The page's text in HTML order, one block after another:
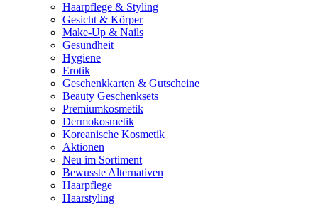
Haarpflege & Styling
Gesicht & Körper
Make-Up & Nails
Gesundheit
Hygiene
Erotik
Geschenkkarten & Gutscheine
Beauty Geschenksets
Premiumkosmetik
Dermokosmetik
Koreanische Kosmetik
Aktionen
Neu im Sortiment
Bewusste Alternativen
Haarpflege
Haarstyling